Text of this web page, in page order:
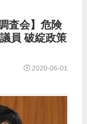
査会】危険
員 破綻政策
2020-06-01